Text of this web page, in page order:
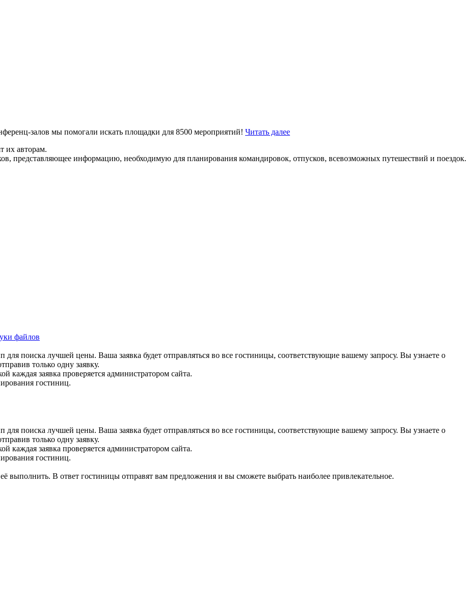
залов мы помогали искать площадки для 8500 мероприятий! Читать далее
их авторам.
представляющее информацию, необходимую для планирования командировок, отпусков, всевозможных путешествий и поездок.
файлов
для поиска лучшей цены. Ваша заявка будет отправляться во все гостиницы, соответствующие вашему запросу. Вы узнаете о
только одну заявку.
каждая заявка проверяется администратором сайта.
гостиниц.
для поиска лучшей цены. Ваша заявка будет отправляться во все гостиницы, соответствующие вашему запросу. Вы узнаете о
только одну заявку.
каждая заявка проверяется администратором сайта.
гостиниц.
выполнить. В ответ гостиницы отправят вам предложения и вы сможете выбрать наиболее привлекательное.